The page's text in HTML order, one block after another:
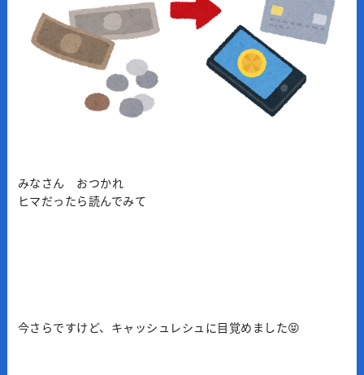
みなさん おつかれ
ヒマだったら読んでみて
今さらですけど、キャッシュレシュに目覚めました😝